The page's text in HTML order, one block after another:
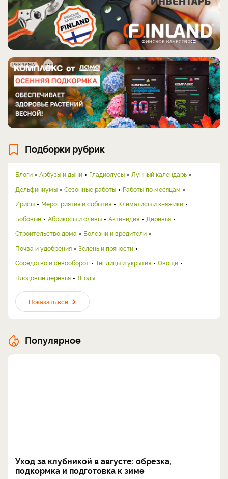
РЕКЛАМА
Подборки рубрик
Блоги Арбузы и дыни Гладиолусы
Лунный календарь
Дельфиниумы
Сезонные работы
Работы по месяцам
Ирисы
Мероприятия и события
Клематисы и княжики
Бобовые
Абрикосы и сливы Актинидия
Деревья
Строительство дома
Болезни и вредители
Почва и удобрения
Зелень и пряности
Соседство и севооборот
Теплицы и укрытия
Овощи
Плодовые деревья
Ягоды
Показать все
Популярное
Уход за клубникой в августе: обрезка,
подкормка и подготовка к зиме